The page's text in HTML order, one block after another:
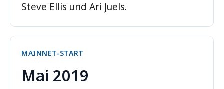
Steve Ellis und Ari Juels.
MAINNET-START
Mai 2019